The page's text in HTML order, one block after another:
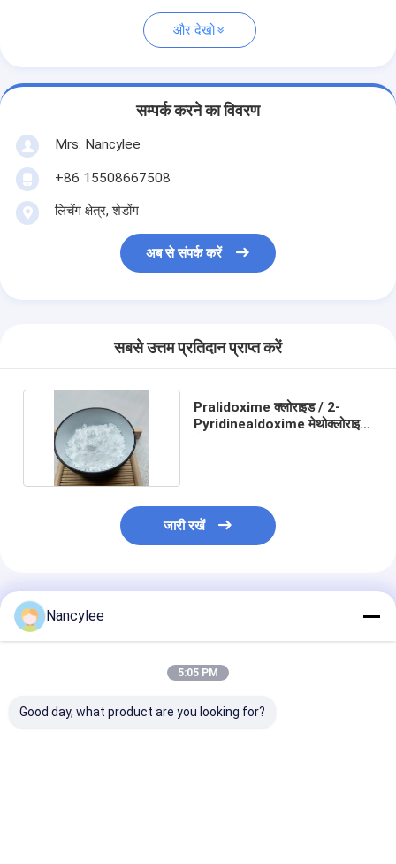
और देखो
सम्पर्क करने का विवरण
Mrs. Nancylee
+86 15508667508
लिचेंग क्षेत्र, शेडोंग
अब से संपर्क करें
सबसे उत्तम प्रतिदान प्राप्त करें
Pralidoxime क्लोराइड / 2-
Pyridinealdoxime मेथोक्लोराइड
जारी रखें
अनुशंसित उत्पाद
Nancylee
5:05 PM
Good day, what product are you looking for?